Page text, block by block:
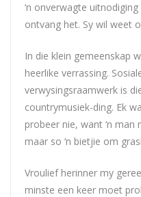
‘n onverwagte
ontvang het. Sy wil weet
In die klein gemeenskap
heerlike verrassing.
verwysingsraamwerk is
countrymusiek-ding. Ek
probeer nie, want ‘n
maar so ‘n bietjie om
Vroulief herinner my
minste een keer moet